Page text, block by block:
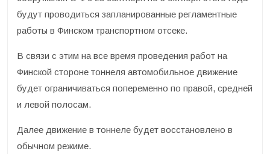
будут проводиться запланированные регламентные
работы в Финском транспортном отсеке.
В связи с этим на все время проведения работ на
Финской стороне тоннеля автомобильное движение
будет ограничиваться попеременно по правой, средней
и левой полосам.
Далее движение в тоннеле будет восстановлено в
обычном режиме.